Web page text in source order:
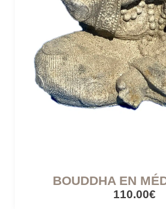
BOUDDHA EN
110.00€